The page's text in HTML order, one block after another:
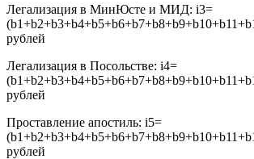
Легализация в МинЮсте и МИД: i3=
рублей
Легализация в Посольстве: i4=
рублей
Проставление апостиль: i5=
рублей